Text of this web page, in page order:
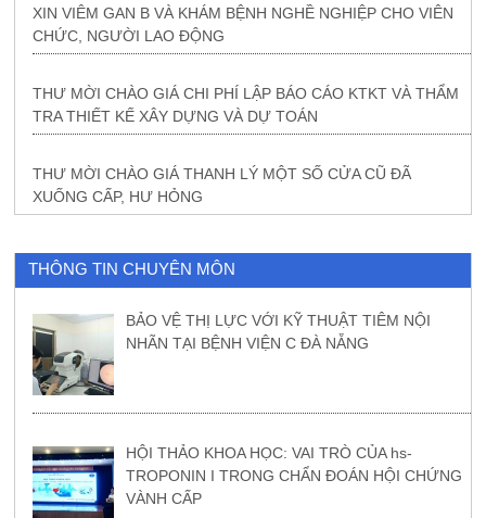
XIN VIÊM GAN B VÀ KHÁM BỆNH NGHỀ NGHIỆP CHO VIÊN
CHỨC, NGƯỜI LAO ĐỘNG
THƯ MỜI CHÀO GIÁ CHI PHÍ LẬP BÁO CÁO KTKT VÀ THẨM
TRA THIẾT KẾ XÂY DỰNG VÀ DỰ TOÁN
THƯ MỜI CHÀO GIÁ THANH LÝ MỘT SỐ CỬA CŨ ĐÃ
XUỐNG CẤP, HƯ HỎNG
THÔNG TIN CHUYÊN MÔN
BẢO VỆ THỊ LỰC VỚI KỸ THUẬT TIÊM NỘI
NHÃN TẠI BỆNH VIỆN C ĐÀ NẴNG
HỘI THẢO KHOA HỌC: VAI TRÒ CỦA hs-
TROPONIN I TRONG CHẨN ĐOÁN HỘI CHỨNG
VÀNH CẤP